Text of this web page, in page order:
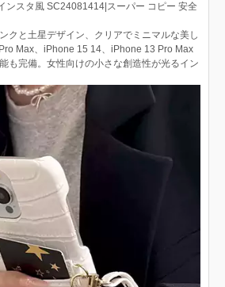
ンスタ風 SC24081414|スーパー コピー 安全
クと土星デザイン、クリアでミニマルな美し
Max、iPhone 15 14、iPhone 13 Pro Max
も完備。女性向けの小さな創造性が光るイン